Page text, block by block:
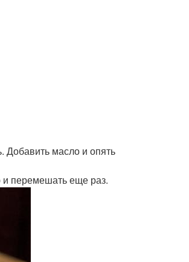
Добавить масло и опять
и перемешать еще раз.